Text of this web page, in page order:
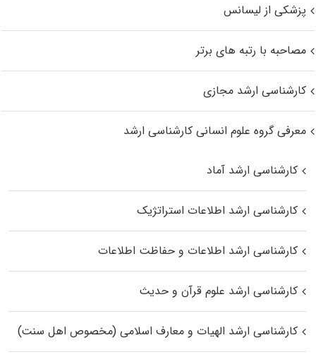
پزشکی از لیسانس
مصاحبه با رتبه های برتر
کارشناسی ارشد مجازی
معرفی گروه علوم انسانی کارشناسی ارشد
کارشناسی ارشد آماد
کارشناسی ارشد اطلاعات استراتژیک
کارشناسی ارشد اطلاعات و حفاظت اطلاعات
کارشناسی ارشد علوم قرآن و حدیث
کارشناسی ارشد الهیات و معارف اسلامی (مخصوص اهل سنت)